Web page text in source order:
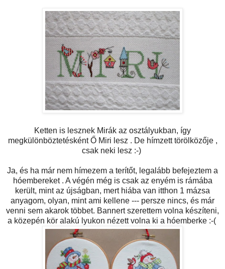
Ketten is lesznek Mirák az osztályukban, így
megkülönböztetésként Ő Miri lesz . De hímzett törölközője ,
csak neki lesz :-)
Ja, és ha már nem hímezem a terítőt, legalább befejeztem a
hóembereket . A végén még is csak az enyém is rámába
került, mint az újságban, mert hiába van itthon 1 mázsa
anyagom, olyan, mint ami kellene --- persze nincs, és már
venni sem akarok többet. Bannert szerettem volna készíteni,
a közepén kör alakú lyukon nézett volna ki a hóemberke :-(